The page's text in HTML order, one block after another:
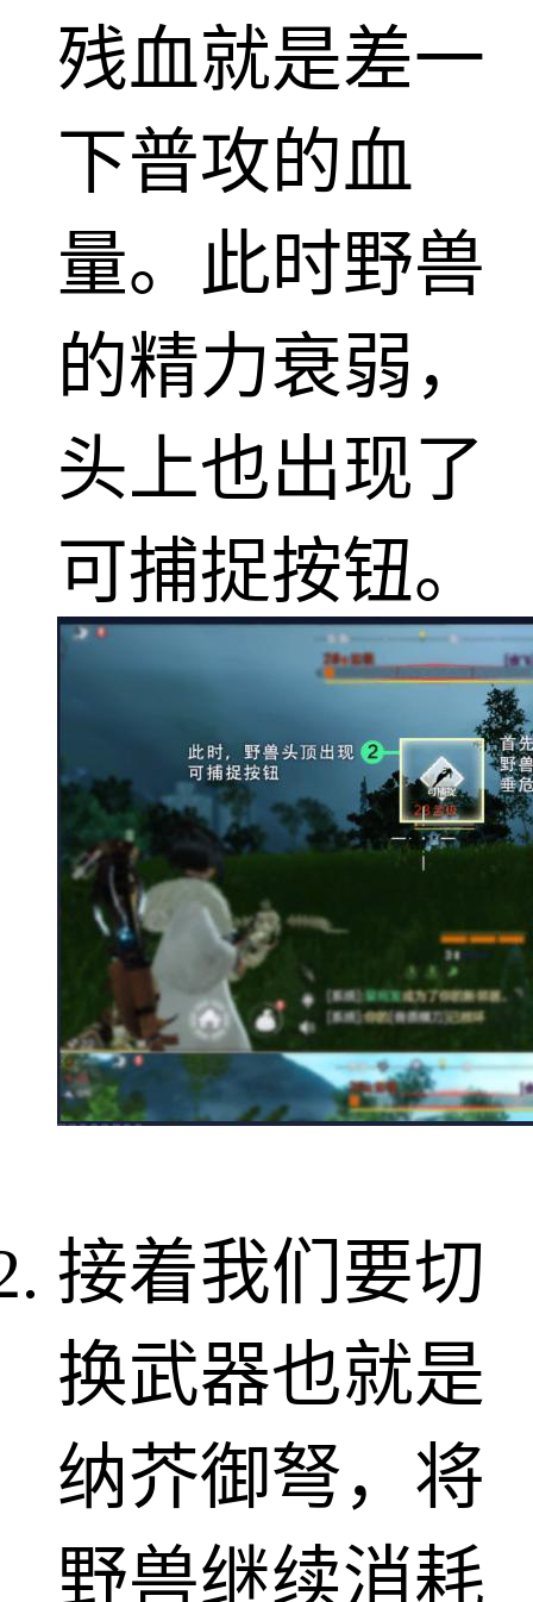
残血就是差一
下普攻的血
量。此时野兽
的精力衰弱，
头上也出现了
可捕捉按钮。
接着我们要切
换武器也就是
纳芥御弩，将
野兽继续消耗